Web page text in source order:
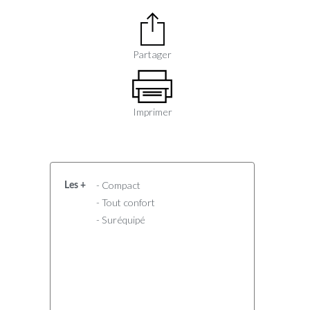
Partager
Imprimer
Les +
- Compact
- Tout confort
- Suréquipé